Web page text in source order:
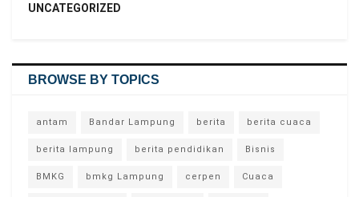
UNCATEGORIZED
BROWSE BY TOPICS
antam Bandar Lampung berita berita cuaca
berita lampung berita pendidikan Bisnis
BMKG bmkg Lampung cerpen Cuaca